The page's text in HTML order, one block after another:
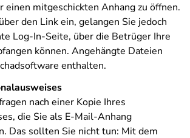
einen mitgeschickten Anhang zu öffnen.
den Link ein, gelangen Sie jedoch
Log-In-Seite, über die Betrüger Ihre
können. Angehängte Dateien
enthalten.
nach einer Kopie Ihres
die Sie als E-Mail-Anhang
Das sollten Sie nicht tun: Mit dem